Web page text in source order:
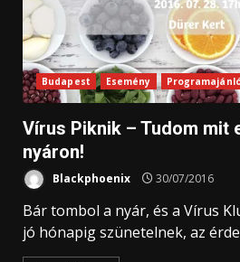
Budapest Esemény
Vírus Piknik – Tudom mit
nyáron!
Blackphoenix 30/07/2016
Bár tombol a nyár, és a Vírus
jó hónapig szünetelnek, az